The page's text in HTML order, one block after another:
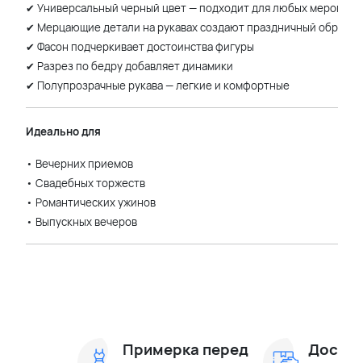
✔ Универсальный черный цвет — подходит для любых
✔ Мерцающие детали на рукавах создают праздничный
✔ Фасон подчеркивает достоинства фигуры
✔ Разрез по бедру добавляет динамики
✔ Полупрозрачные рукава — легкие и комфортные
Идеально для
• Вечерних приемов
• Свадебных торжеств
• Романтических ужинов
• Выпускных вечеров
Примерка перед